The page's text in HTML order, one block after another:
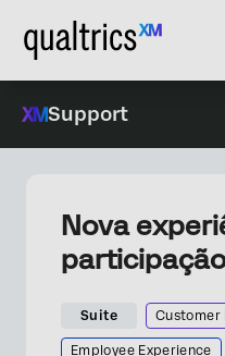
Support
Nova
Suite Customer
Employee Experience